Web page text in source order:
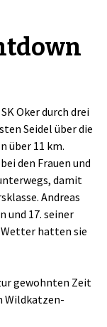
Oker durch drei
Seidel über die
über 11 km.
den Frauen und
damit
Andreas
und 17. seiner
hatten sie
gewohnten Zeit
Wildkatzen-